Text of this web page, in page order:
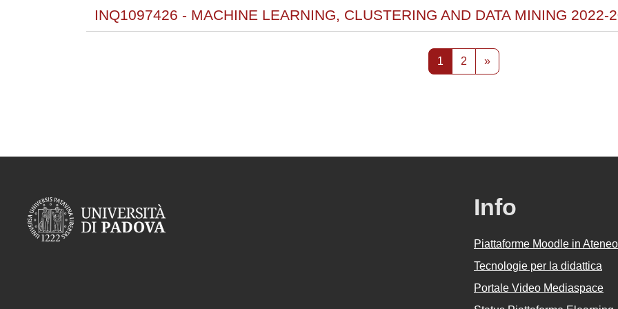
INQ1097426 - MACHINE LEARNING, CLUSTERING AND DATA MINING 2022-
1 Pagina 1
2Pagina 2
»Pagina successiva
Info
Piattaforme Moodle in Ateneo
Tecnologie per la didattica
Portale Video Mediaspace